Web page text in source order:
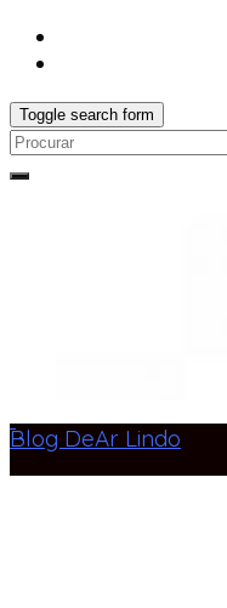
Toggle search form
Search
Blog DeAr Lindo